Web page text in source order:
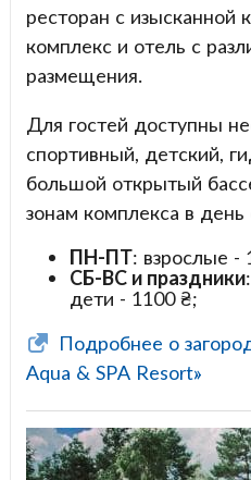
ресторан с изысканной
комплекс и отель с
размещения.
Для гостей доступны
спортивный, детский,
большой открытый
зонам комплекса в день
ПН-ПТ: взрослые -
СБ-ВС и праздники
дети - 1100 ₴;
Подробнее о
Aqua & SPA Resort»